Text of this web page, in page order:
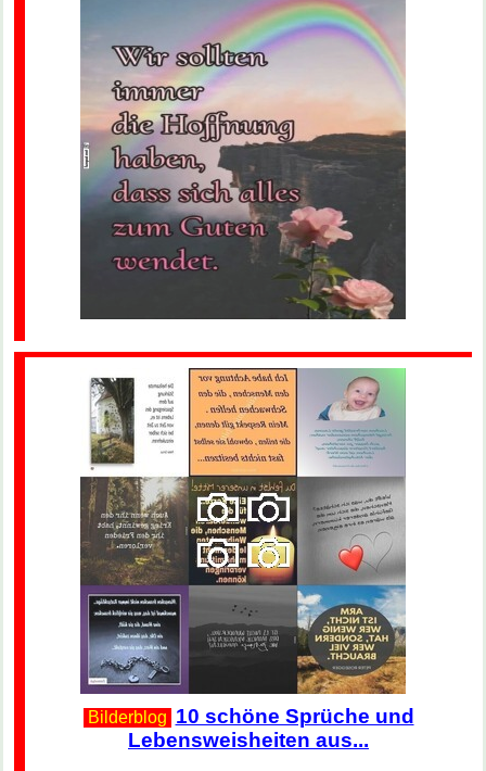
Bilderblog 10 schöne Sprüche und
Lebensweisheiten aus...